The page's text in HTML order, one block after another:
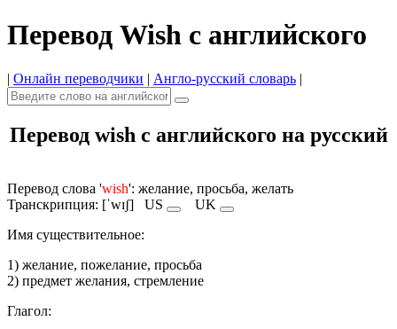
Перевод Wish с английского
| Онлайн переводчики | Англо-русский словарь |
Перевод wish с английского на русский
Перевод слова 'wish': желание, просьба, желать
Транскрипция: [ˈwɪʃ] US
UK
Имя cуществительное:
1) желание, пожелание, просьба
2) предмет желания, стремление
Глагол: